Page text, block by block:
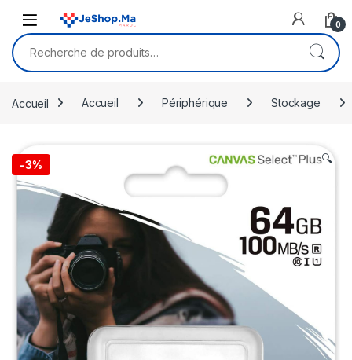
0
Recherche pour :
Accueil Accueil Périphérique Stockage
-3% 🔍